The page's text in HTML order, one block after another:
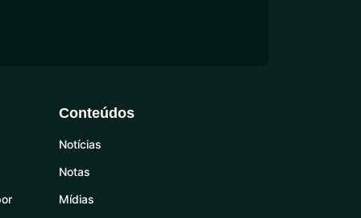
Conteúdos
Notícias
Notas
Mídias